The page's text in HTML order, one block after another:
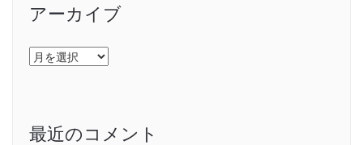
アーカイブ
ア
ー
最近のコメント